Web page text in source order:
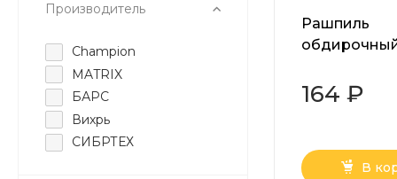
Производитель
Champion
MATRIX
БАРС
Вихрь
СИБРТЕХ
Рашпиль
60x40мм
164 ₽
В